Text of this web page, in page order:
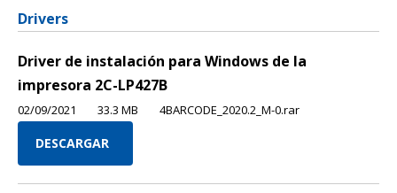
Drivers
Driver de instalación para Windows de la
impresora 2C-LP427B
02/09/2021 33.3 MB 4BARCODE_2020.2_M-0.rar
DESCARGAR